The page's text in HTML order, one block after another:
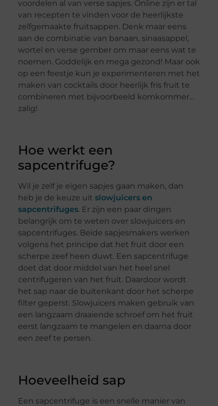
voordelen al van verse sapjes. Online zijn er tal
van recepten te vinden voor de heerlijkste
zelfgemaakte fruitsappen. Denk maar eens
aan de combinatie van banaan, sinaasappel,
wortel en verse gember om maar eens wat te
noemen. Goddelijk en mega gezond! Maar ook
op een feestje kun je experimenteren met het
maken van cocktails door heerlijk fris fruit te
combineren met bijvoorbeeld komkommer…
zalig!
Hoe werkt een
sapcentrifuge?
Wil je zelf je eigen sapjes gaan maken, dan
heb je de keuze uit slowjuicers en
sapcentrifuges. Er zijn een paar dingen
belangrijk om te weten over slowjuicers en
sapcentrifuges. Beide sapjesmakers werken
volgens het principe dat het fruit door een
scherpe zeef heen duwt. Een sapcentrifuge
doet dat door middel van het heel snel
centrifugeren van het fruit. Daardoor wordt
het sap naar de buitenkant door het scherpe
filter geperst. Slowjuicers maken gebruik van
een langzaam draaiende schroef om het fruit
eerst langzaam te mangelen en daarna door
een zeef te persen.
Hoeveelheid sap
Een sapcentrifuge is een snelle manier van